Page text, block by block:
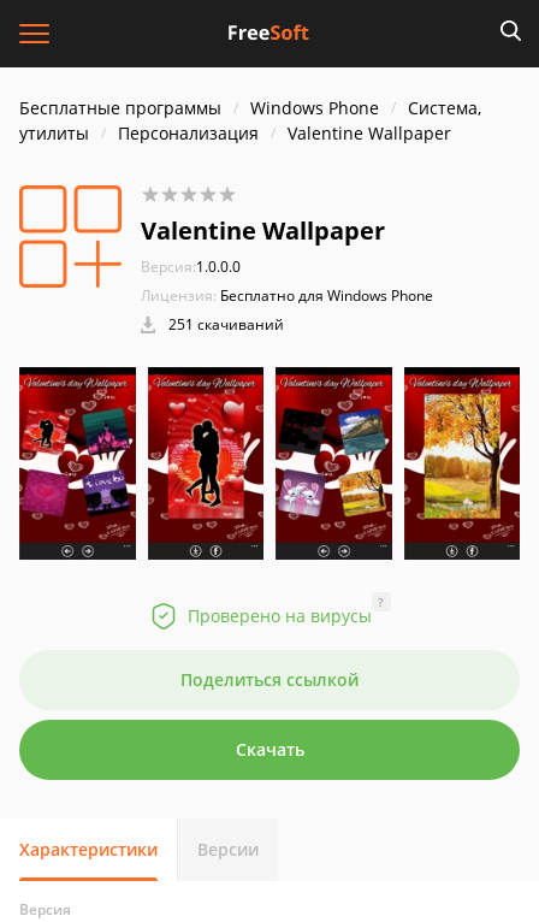
Бесплатные программы Windows Phone
Система,
утилиты
Персонализация Valentine Wallpaper
Valentine Wallpaper
Версия:1.0.0.0
Лицензия: Бесплатно для Windows Phone
251 скачиваний
Проверено на вирусы
?
Поделиться ссылкой
Скачать
Характеристики Версии
Версия